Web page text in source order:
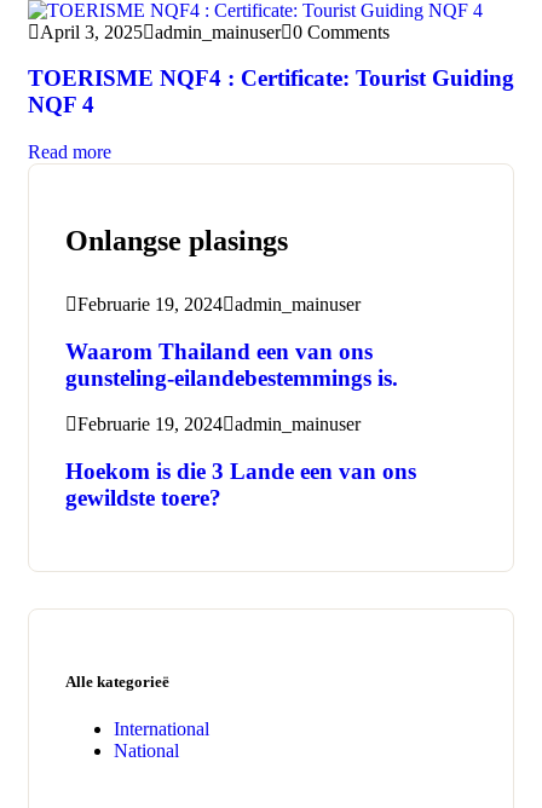
April 3, 2025 admin_mainuser 0 Comments
TOERISME NQF4 : Certificate: Tourist Guiding
NQF 4
Read more
Onlangse plasings
Februarie 19, 2024 admin_mainuser
Waarom Thailand een van ons
gunsteling-eilandebestemmings is.
Februarie 19, 2024 admin_mainuser
Hoekom is die 3 Lande een van ons
gewildste toere?
Alle kategorieë
International
National